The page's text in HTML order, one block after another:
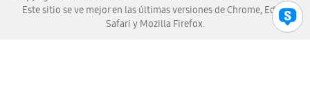
Este sitio se ve mejor en las últimas versiones de Chrome, Edge,
Safari y Mozilla Firefox.